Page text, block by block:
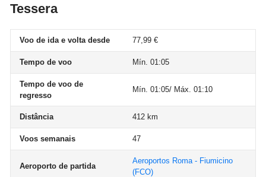
Tessera
Voo de ida e volta desde 77,99 €
Tempo de voo Mín. 01:05
Tempo de voo de
regresso
Mín. 01:05/ Máx. 01:10
Distância 412 km
Voos semanais 47
Aeroporto de partida
Aeroportos Roma - Fiumicino
(FCO)